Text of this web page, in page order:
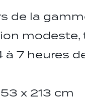
de la
modeste,
7 heures
x 213 cm